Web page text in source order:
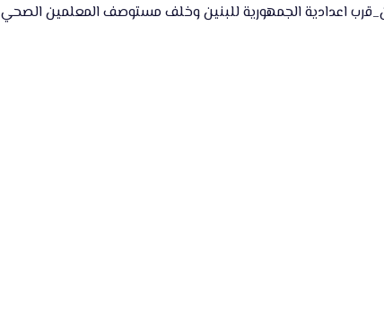
اعدادية الجمهورية للبنين وخلف مستوصف المعلمين الصحي